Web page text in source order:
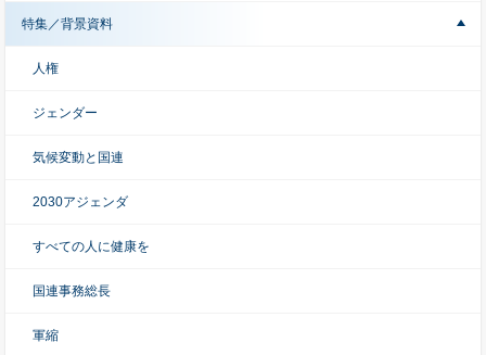
特集／背景資料
人権
ジェンダー
気候変動と国連
2030アジェンダ
すべての人に健康を
国連事務総長
軍縮